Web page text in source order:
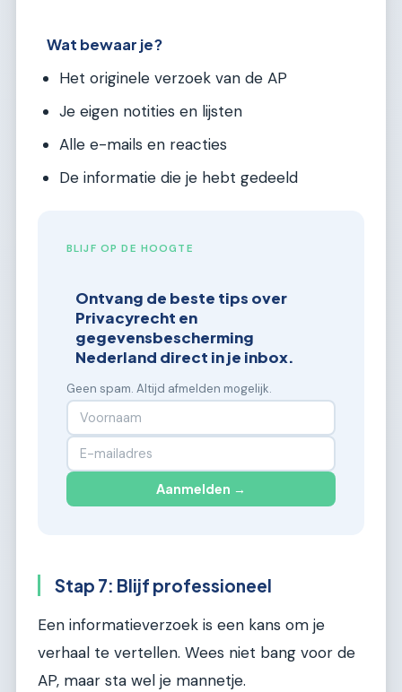
Wat bewaar je?
Het originele verzoek van de AP
Je eigen notities en lijsten
Alle e-mails en reacties
De informatie die je hebt gedeeld
BLIJF OP DE HOOGTE
Ontvang de beste tips over
Privacyrecht en
gegevensbescherming
Nederland direct in je inbox.
Geen spam. Altijd afmelden mogelijk.
Aanmelden →
Stap 7: Blijf professioneel
Een informatieverzoek is een kans om je
verhaal te vertellen. Wees niet bang voor de
AP, maar sta wel je mannetje.